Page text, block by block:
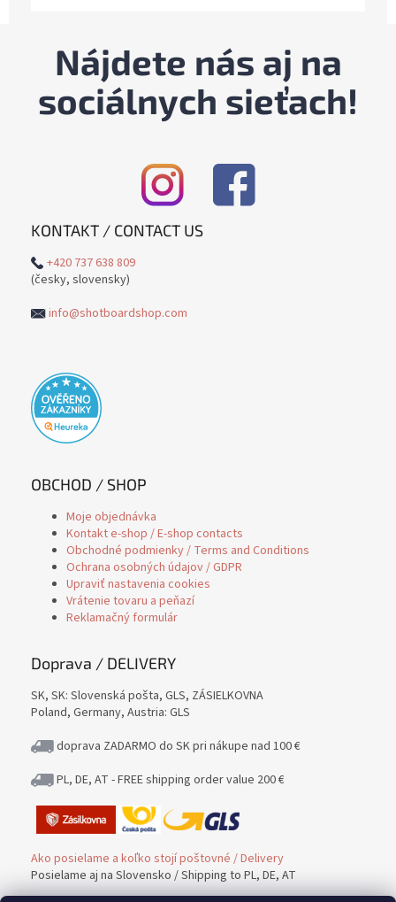
Nájdete nás aj na
sociálnych sieťach!
KONTAKT / CONTACT US
+420 737 638 809
(česky, slovensky)
info@shotboardshop.com
OBCHOD / SHOP
Moje objednávka
Kontakt e-shop / E-shop contacts
Obchodné podmienky / Terms and Conditions
Ochrana osobných údajov / GDPR
Upraviť nastavenia cookies
Vrátenie tovaru a peňazí
Reklamačný formulár
Doprava / DELIVERY
SK, SK: Slovenská pošta, GLS, ZÁSIELKOVNA
Poland, Germany, Austria: GLS
doprava ZADARMO do SK pri nákupe nad 100 €
PL, DE, AT - FREE shipping order value 200 €
Ako posielame a koľko stojí poštovné / Delivery
Posielame aj na Slovensko / Shipping to PL, DE, AT